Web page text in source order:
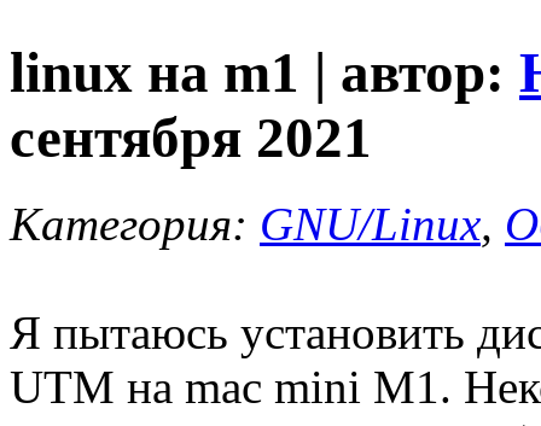
linux на m1 | автор:
сентября 2021
Категория: GNU/Linux,
Я пытаюсь установить
UTM на mac mini M1.